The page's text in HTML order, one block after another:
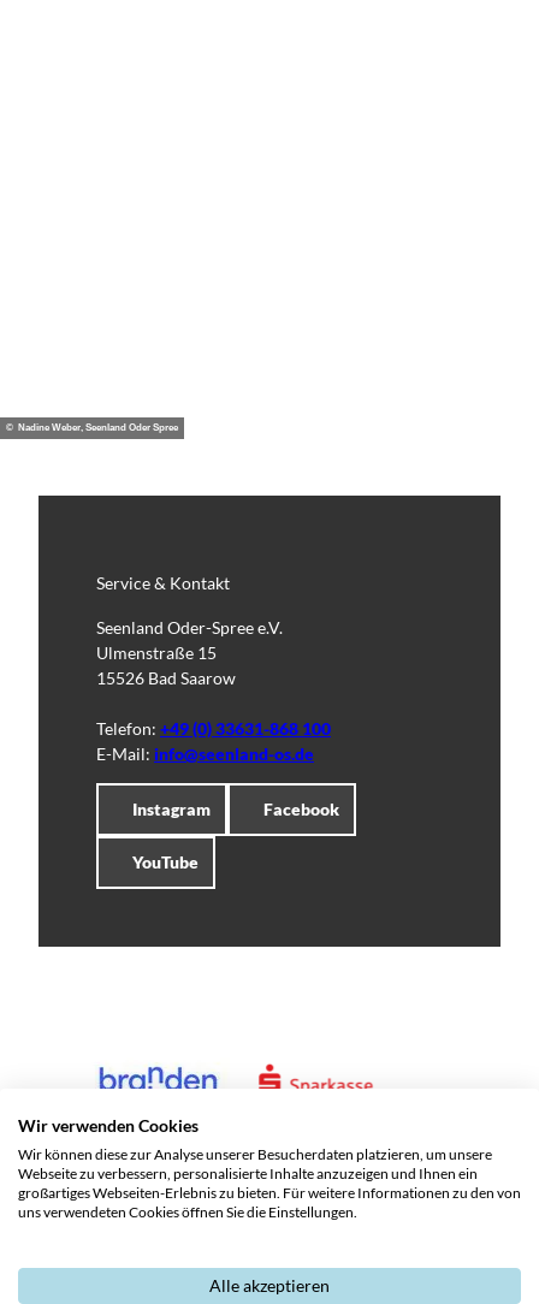
© Nadine Weber, Seenland Oder Spree
Service & Kontakt
Seenland Oder-Spree e.V.
Ulmenstraße 15
15526 Bad Saarow
Telefon: +49 (0) 33631-868 100
E-Mail: info@seenland-os.de
Instagram Facebook
YouTube
Wir verwenden Cookies
Wir können diese zur Analyse unserer Besucherdaten platzieren, um unsere
Webseite zu verbessern, personalisierte Inhalte anzuzeigen und Ihnen ein
großartiges Webseiten-Erlebnis zu bieten. Für weitere Informationen zu den von
uns verwendeten Cookies öffnen Sie die Einstellungen.
Alle akzeptieren